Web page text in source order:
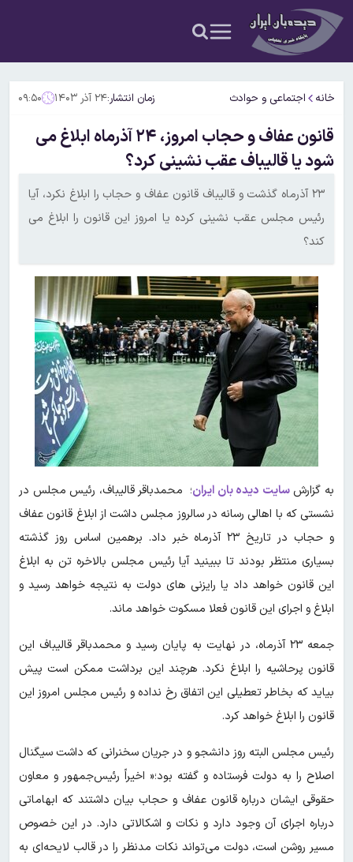
خانه اجتماعی و حوادث زمان انتشار:۲۴ آذر ۱۴۰۳ ۰۹:۵۰
قانون عفاف و حجاب امروز، ۲۴ آذرماه ابلاغ می
شود یا قالیباف عقب نشینی کرد؟
۲۳ آذرماه گذشت و قالیباف قانون عفاف و حجاب را ابلاغ نکرد، آیا
رئیس مجلس عقب نشینی کرده یا امروز این قانون را ابلاغ می
کند؟
به گزارشسایت دیده بان ایران؛ محمدباقر قالیباف، رئیس مجلس در
نشستی که با اهالی رسانه در سالروز مجلس داشت از ابلاغ قانون عفاف
و حجاب در تاریخ ۲۳ آذرماه خبر داد. برهمین اساس روز گذشته
بسیاری منتظر بودند تا ببینید آیا رئیس مجلس بالاخره تن به ابلاغ
این قانون خواهد داد یا رایزنی های دولت به نتیجه خواهد رسید و
ابلاغ و اجرای این قانون فعلا مسکوت خواهد ماند.
جمعه ۲۳ آذرماه، در نهایت به پایان رسید و محمدباقر قالیباف این
قانون پرحاشیه را ابلاغ نکرد. هرچند این برداشت ممکن است پیش
بیاید که بخاطر تعطیلی این اتفاق رخ نداده و رئیس مجلس امروز این
قانون را ابلاغ خواهد کرد.
رئیس مجلس البته روز دانشجو و در جریان سخنرانی که داشت سیگنال
اصلاح را به دولت فرستاده و گفته بود؛« اخیراً رئیس‌جمهور و معاون
حقوقی ایشان درباره قانون عفاف و حجاب بیان داشتند که ابهاماتی
درباره اجرای آن وجود دارد و نکات و اشکالاتی دارد. در این خصوص
مسیر روشن است، دولت می‌تواند نکات مدنظر را در قالب لایحه‌ای به